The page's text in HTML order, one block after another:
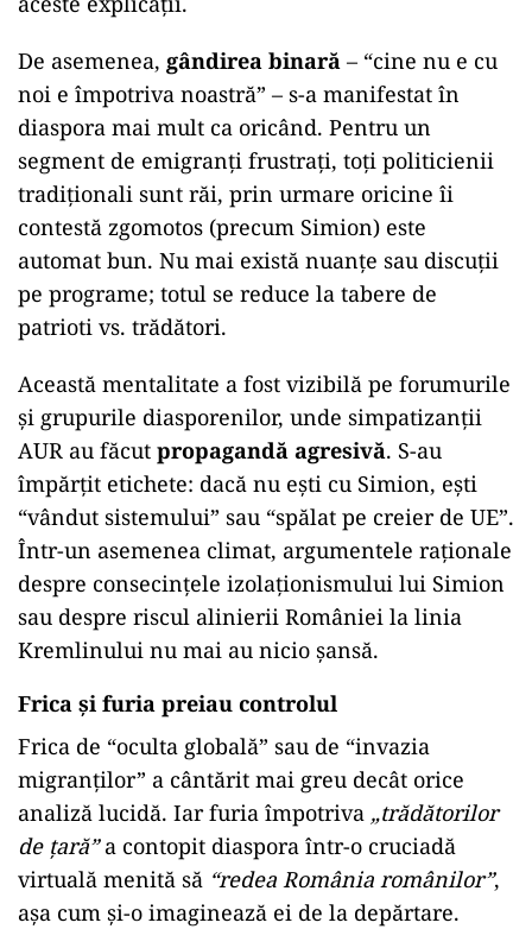
De asemenea, gândirea binară – “cine nu e cu
noi e împotriva noastră” – s-a manifestat în
diaspora mai mult ca oricând. Pentru un
segment de emigranți frustrați, toți politicienii
tradiționali sunt răi, prin urmare oricine îi
contestă zgomotos (precum Simion) este
automat bun. Nu mai există nuanțe sau discuții
pe programe; totul se reduce la tabere de
patrioti vs. trădători.
Această mentalitate a fost vizibilă pe forumurile
și grupurile diasporenilor, unde simpatizanții
AUR au făcut propagandă agresivă. S-au
împărțit etichete: dacă nu ești cu Simion, ești
“vândut sistemului” sau “spălat pe creier de UE”.
Într-un asemenea climat, argumentele raționale
despre consecințele izolaționismului lui Simion
sau despre riscul alinierii României la linia
Kremlinului nu mai au nicio șansă.
Frica și furia preiau controlul
Frica de “oculta globală” sau de “invazia
migranților” a cântărit mai greu decât orice
analiză lucidă. Iar furia împotriva „trădătorilor
de țară”a contopit diaspora într-o cruciadă
virtuală menită să “redea România românilor”,
așa cum și-o imaginează ei de la depărtare.